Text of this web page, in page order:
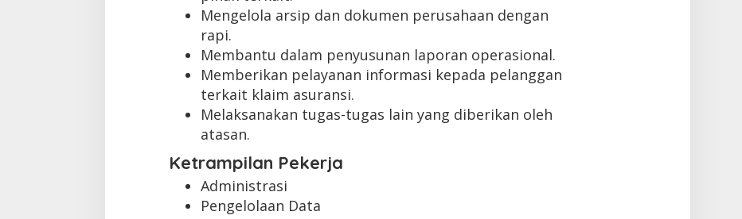
Mengelola arsip dan dokumen perusahaan dengan
rapi.
Membantu dalam penyusunan laporan operasional.
Memberikan pelayanan informasi kepada pelanggan
terkait klaim asuransi.
Melaksanakan tugas-tugas lain yang diberikan oleh
atasan.
Ketrampilan Pekerja
Administrasi
Pengelolaan Data